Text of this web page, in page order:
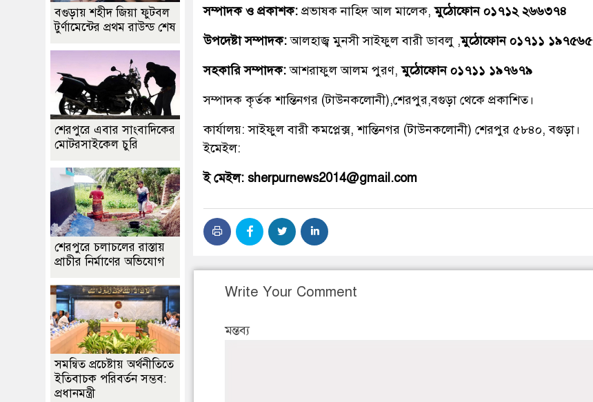
সম্পাদক ও প্রকাশক: প্রভাষক নাহিদ আল মালেক,মুঠোফোন ০১৭১২ ২৬৬৩৭৪
উপদেষ্টা সম্পাদক:আলহাজ্ব মুনসী সাইফুল বারী ডাবলু ,মুঠোফোন ০১৭১১ ১৯৭৫৬৫
সহকারি সম্পাদক:আশরাফুল আলম পুরণ,মুঠোফোন ০১৭১১ ১৯৭৬৭৯
সম্পাদক কৃর্তক শান্তিনগর (টাউনকলোনী),শেরপুর,বগুড়া থেকে প্রকাশিত।
কার্যালয়: সাইফুল বারী কমপ্লেক্স, শান্তিনগর (টাউনকলোনী) শেরপুর ৫৮৪০, বগুড়া।
ইমেইল:
ই মেইল: sherpurnews2014@gmail.com
Write Your Comment
মন্তব্য
বগুড়ায় শহীদ জিয়া ফুটবল
টুর্ণামেন্টের প্রথম রাউন্ড শেষ
শেরপুরে এবার সাংবাদিকের
মোটরসাইকেল চুরি
শেরপুরে চলাচলের রাস্তায়
প্রাচীর নির্মাণের অভিযোগ
সমন্বিত প্রচেষ্টায় অর্থনীতিতে
ইতিবাচক পরিবর্তন সম্ভব:
প্রধানমন্ত্রী